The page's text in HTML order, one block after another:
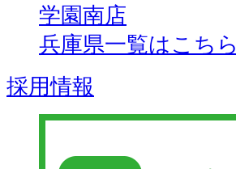
学園南店
兵庫県一覧はこちら
採用情報